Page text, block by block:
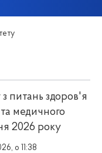
з питань здоров'я
медичного
2026 року
о 11:38